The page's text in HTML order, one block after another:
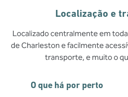
Localização e
Localizado centralmente em
de Charleston e facilmente
transporte, e muito o
O que há por perto